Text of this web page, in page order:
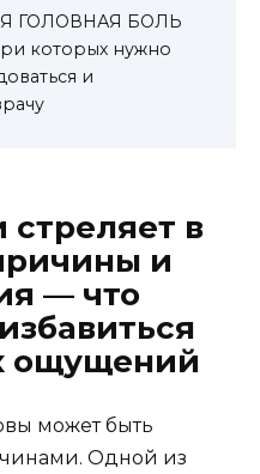
ГОЛОВНАЯ БОЛЬ
которых нужно
и
стреляет в
и
— что
ощущений
может быть
Одной из